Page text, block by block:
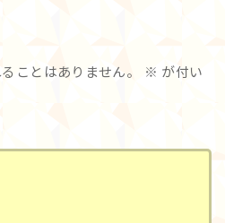
ことはありません。 ※ が付い